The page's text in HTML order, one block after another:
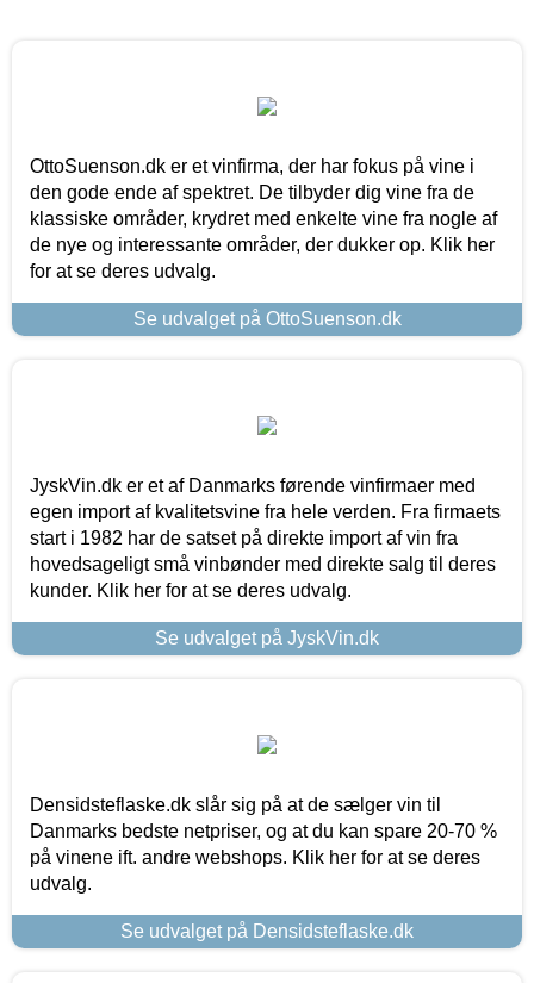
OttoSuenson.dk er et vinfirma, der har fokus på vine i
den gode ende af spektret. De tilbyder dig vine fra de
klassiske områder, krydret med enkelte vine fra nogle af
de nye og interessante områder, der dukker op. Klik her
for at se deres udvalg.
Se udvalget på OttoSuenson.dk
JyskVin.dk er et af Danmarks førende vinfirmaer med
egen import af kvalitetsvine fra hele verden. Fra firmaets
start i 1982 har de satset på direkte import af vin fra
hovedsageligt små vinbønder med direkte salg til deres
kunder. Klik her for at se deres udvalg.
Se udvalget på JyskVin.dk
Densidsteflaske.dk slår sig på at de sælger vin til
Danmarks bedste netpriser, og at du kan spare 20-70 %
på vinene ift. andre webshops. Klik her for at se deres
udvalg.
Se udvalget på Densidsteflaske.dk